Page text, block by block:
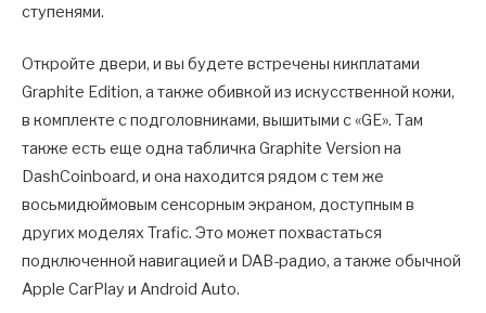
ступенями.
Откройте двери, и вы будете встречены кикплатами
Graphite Edition, а также обивкой из искусственной кожи,
в комплекте с подголовниками, вышитыми с «GE». Там
также есть еще одна табличка Graphite Version на
DashCoinboard, и она находится рядом с тем же
восьмидюймовым сенсорным экраном, доступным в
других моделях Trafic. Это может похвастаться
подключенной навигацией и DAB-радио, а также обычной
Apple CarPlay и Android Auto.